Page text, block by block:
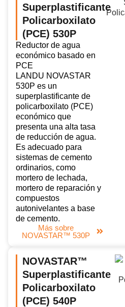
Superplastificante
Policarboxilato
(PCE) 530P
Reductor de agua
económico basado en
PCE
LANDU NOVASTAR
530P es un
superplastificante de
policarboxilato (PCE)
económico que
presenta una alta tasa
de reducción de agua.
Es adecuado para
sistemas de cemento
ordinarios, como
mortero de lechada,
mortero de reparación y
compuestos
autonivelantes a base
de cemento.
Más sobre
NOVASTAR™ 530P
NOVASTAR™
Superplastificante
Policarboxilato
(PCE) 540P